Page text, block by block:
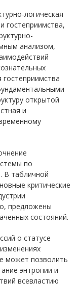
логическая
гостеприимства,
анализом,
открытой
и
по
В табличной
критические
предложены
состояний.
о статусе
может позволить
энтропии и
всевластию